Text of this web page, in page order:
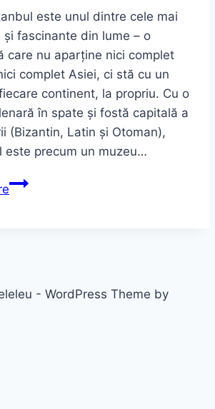
este unul dintre cele mai
și fascinante din lume – o
care nu aparține nici complet
complet Asiei, ci stă cu un
continent, la propriu. Cu o
în spate și fostă capitală a
(Bizantin, Latin și Otoman),
este precum un muzeu…
TOP
vizitate- WordPress Theme by